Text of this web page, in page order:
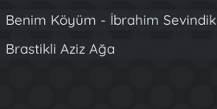
Benim Köyüm - İbrahim Sevindik
Brastikli Aziz Ağa